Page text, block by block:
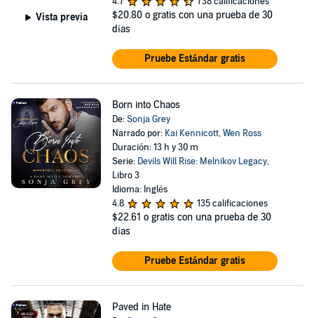
Vista previa $20.80 o gratis con una prueba de 30
días
Pruebe Estándar gratis
Born into Chaos
De:Sonja Grey
Narrado por: Kai Kennicott,Wen Ross
Duración: 13 h y 30 m
Serie: Devils Will Rise: Melnikov Legacy,
Libro 3
Idioma: Inglés
4.8
135 calificaciones
$22.61 o gratis con una prueba de 30
días
Pruebe Estándar gratis
Paved in Hate